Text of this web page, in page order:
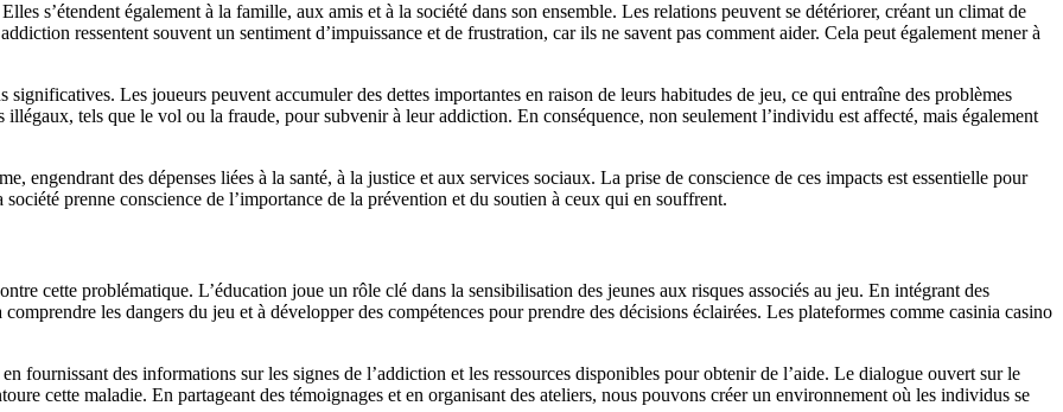
s’étendent également à la famille, aux amis et à la société dans son ensemble. Les relations peuvent se détériorer, créant un climat de
ressentent souvent un sentiment d’impuissance et de frustration, car ils ne savent pas comment aider. Cela peut également mener à
Les joueurs peuvent accumuler des dettes importantes en raison de leurs habitudes de jeu, ce qui entraîne des problèmes
illégaux, tels que le vol ou la fraude, pour subvenir à leur addiction. En conséquence, non seulement l’individu est affecté, mais également
engendrant des dépenses liées à la santé, à la justice et aux services sociaux. La prise de conscience de ces impacts est essentielle pour
prenne conscience de l’importance de la prévention et du soutien à ceux qui en souffrent.
cette problématique. L’éducation joue un rôle clé dans la sensibilisation des jeunes aux risques associés au jeu. En intégrant des
les dangers du jeu et à développer des compétences pour prendre des décisions éclairées. Les plateformes comme casinia casino
fournissant des informations sur les signes de l’addiction et les ressources disponibles pour obtenir de l’aide. Le dialogue ouvert sur le
cette maladie. En partageant des témoignages et en organisant des ateliers, nous pouvons créer un environnement où les individus se